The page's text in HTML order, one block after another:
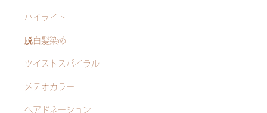
ハイライト
脱白髪染め
ツイストスパイラル
メテオカラー
ヘアドネーション